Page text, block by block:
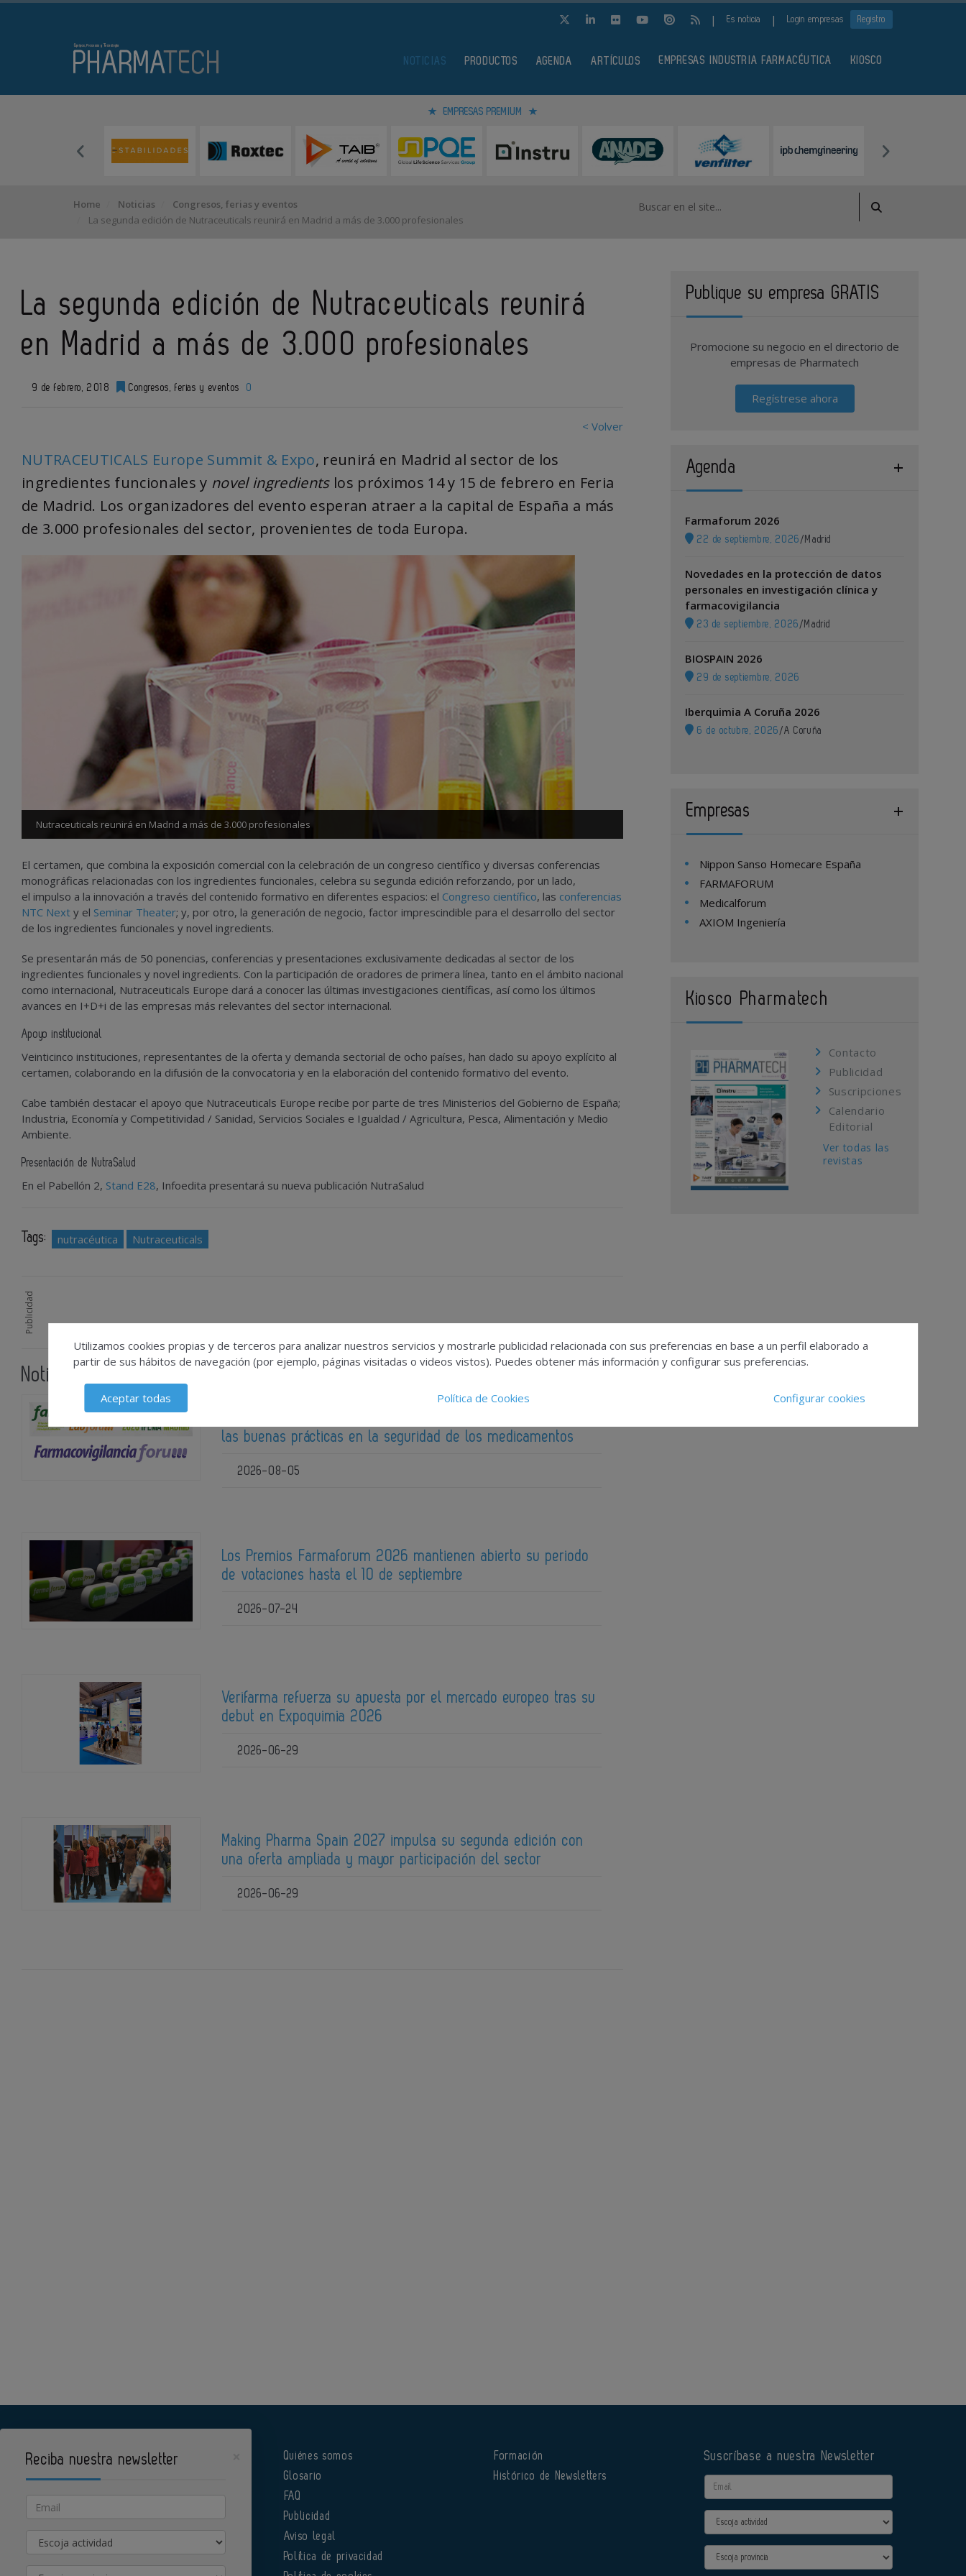
| Es noticia | Login empresas Registro
NOTICIAS PRODUCTOS AGENDA ARTÍCULOS EMPRESAS INDUSTRIA FARMACÉUTICA KIOSCO
EMPRESAS PREMIUM
Home Noticias
Congresos, ferias y eventos
La segunda edición de Nutraceuticals reunirá en Madrid a más de 3.000 profesionales
La segunda edición de Nutraceuticals reunirá
en Madrid a más de 3.000 profesionales
9 de febrero, 2018 Congresos, ferias y eventos 0
< Volver
NUTRACEUTICALS Europe Summit & Expo, reunirá en Madrid al sector de los
ingredientes funcionales y novel ingredients los próximos 14 y 15 de febrero en Feria
de Madrid. Los organizadores del evento esperan atraer a la capital de España a más
de 3.000 profesionales del sector, provenientes de toda Europa.
Nutraceuticals reunirá en Madrid a más de 3.000 profesionales
El certamen, que combina la exposición comercial con la celebración de un congreso científico y diversas conferencias
monográficas relacionadas con los ingredientes funcionales, celebra su segunda edición reforzando, por un lado,
el impulso a la innovación a través del contenido formativo en diferentes espacios: el Congreso científico, las conferencias
NTC Next y el Seminar Theater; y, por otro, la generación de negocio, factor imprescindible para el desarrollo del sector
de los ingredientes funcionales y novel ingredients.
Se presentarán más de 50 ponencias, conferencias y presentaciones exclusivamente dedicadas al sector de los
ingredientes funcionales y novel ingredients. Con la participación de oradores de primera línea, tanto en el ámbito nacional
como internacional, Nutraceuticals Europe dará a conocer las últimas investigaciones científicas, así como los últimos
avances en I+D+i de las empresas más relevantes del sector internacional.
Apoyo institucional
Veinticinco instituciones, representantes de la oferta y demanda sectorial de ocho países, han dado su apoyo explícito al
certamen, colaborando en la difusión de la convocatoria y en la elaboración del contenido formativo del evento.
Cabe también destacar el apoyo que Nutraceuticals Europe recibe por parte de tres Ministerios del Gobierno de España;
Industria, Economía y Competitividad / Sanidad, Servicios Sociales e Igualdad / Agricultura, Pesca, Alimentación y Medio
Ambiente.
Presentación de NutraSalud
En el Pabellón 2, Stand E28, Infoedita presentará su nueva publicación NutraSalud
Tags: nutracéutica Nutraceuticals
Publicidad
Noticias relacionadas
las buenas prácticas en la seguridad de los medicamentos
2026-08-05
Los Premios Farmaforum 2026 mantienen abierto su periodo
de votaciones hasta el 10 de septiembre
2026-07-24
Verifarma refuerza su apuesta por el mercado europeo tras su
debut en Expoquimia 2026
2026-06-29
Making Pharma Spain 2027 impulsa su segunda edición con
una oferta ampliada y mayor participación del sector
2026-06-29
Publique su empresa GRATIS
Promocione su negocio en el directorio de
empresas de Pharmatech
Regístrese ahora
Agenda
Farmaforum 2026
22 de septiembre, 2026 / Madrid
Novedades en la protección de datos
personales en investigación clínica y
farmacovigilancia
23 de septiembre, 2026 / Madrid
BIOSPAIN 2026
29 de septiembre, 2026
Iberquimia A Coruña 2026
6 de octubre, 2026 /A Coruña
Empresas
Nippon Sanso Homecare España
FARMAFORUM
Medicalforum
AXIOM Ingeniería
Kiosco Pharmatech
Contacto
Publicidad
Suscripciones
Calendario
Editorial
Ver todas las
revistas
Quiénes somos
Glosario
FAQ
Publicidad
Aviso legal
Política de privacidad
Formación
Histórico de Newsletters
Suscríbase a nuestra Newsletter
Email
Actividad
Provincia
Utilizamos cookies propias y de terceros para analizar nuestros servicios y mostrarle publicidad relacionada con sus preferencias en base a un perfil elaborado a
partir de sus hábitos de navegación (por ejemplo, páginas visitadas o videos vistos). Puedes obtener más información y configurar sus preferencias.
Aceptar todas Política de Cookies Configurar cookies
Reciba nuestra newsletter
Email
Actividad
Provincia